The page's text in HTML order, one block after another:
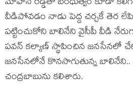
వీడిపోవడం నాడు పెద్ద చర్చకే తెర
పట్టించుకోని బాలినేని వైసీపీ వీడి
పవన్ కల్యాణ్ స్థాపించిన జనసేనలో
జనసేనలోనే కొనసాగుతున్న
చంద్రబాబును కలిశారు.